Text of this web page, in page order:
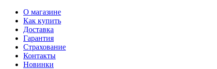
О магазине
Как купить
Доставка
Гарантия
Страхование
Контакты
Новинки